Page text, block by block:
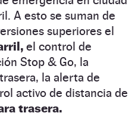
A esto se suman de
superiores el
el control de
Stop & Go, la
la alerta de
activo de distancia de
trasera.